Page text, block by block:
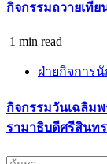
กิจกรรมถวายเทีย
1 min read
ฝ่ายกิจการนั
กิจกรรมวันเฉลิม
รามาธิบดีศรีสินท